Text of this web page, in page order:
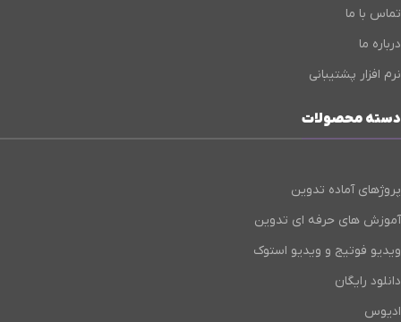
تماس با ما
درباره ما
نرم افزار پشتیبانی
دسته محصولات
پروژهای آماده تدوین
آموزش های حرفه ای تدوین
ویدیو فوتیج و ویدیو استوک
دانلود رایگان
ادیوس